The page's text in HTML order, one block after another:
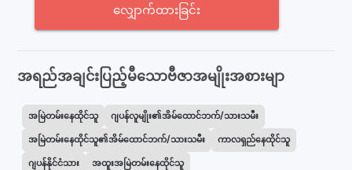
လျှောက်ထားခြင်း
အရည်အချင်းပြည့်မီသောဗီဇာအမျိုးအစားမျာ
အမြဲတမ်းနေထိုင်သူ ဂျပန်လူမျိုး၏အိမ်ထောင်ဘက်/သားသမီး
အမြဲတမ်းနေထိုင်သူ၏အိမ်ထောင်ဘက်/သားသမီး ကာလရှည်နေထိုင်သူ
ဂျပန်နိုင်ငံသား အထူးအမြဲတမ်းနေထိုင်သူ